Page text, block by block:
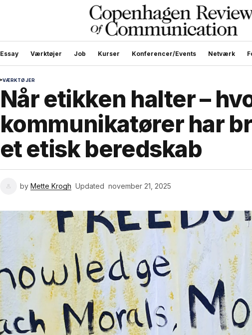
Essay Værktøjer Job Kurser Konferencer/Events Netværk
VÆRKTØJER
Når etikken halter –
kommunikatører har
et etisk beredskab
by Mette Krogh Updated november 21, 2025